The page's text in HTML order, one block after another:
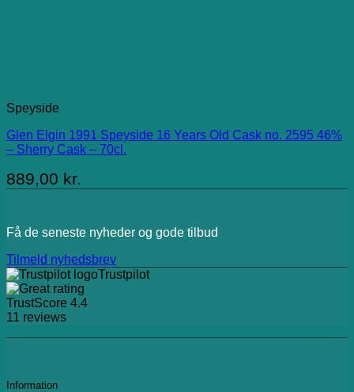
Speyside
Glen Elgin 1991 Speyside 16 Years Old Cask no. 2595 46%
– Sherry Cask – 70cl.
889,00 kr.
Få de seneste nyheder og gode tilbud
Tilmeld nyhedsbrev
Trustpilot
TrustScore 4.4
11 reviews
Information